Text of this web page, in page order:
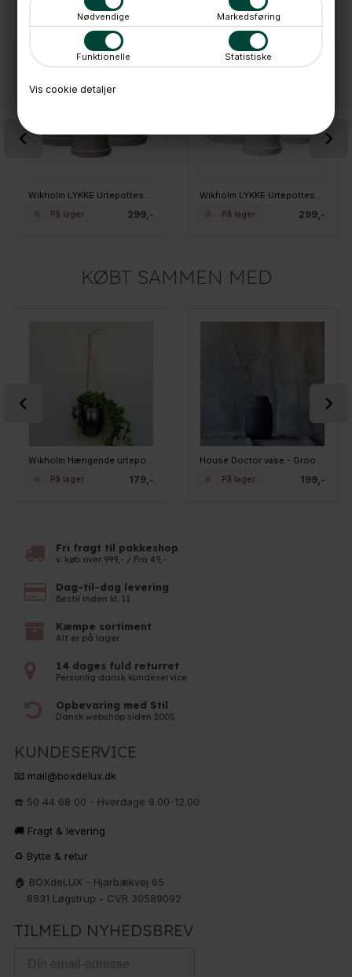
Nødvendige Markedsføring
Funktionelle Statistiske
Vis cookie detaljer
ANDRE IDÉER
299,-
På lager 299,-
På lager
KØBT SAMMEN MED
179,-
På lager 199,-
På lager
Fri fragt til pakkeshop
v. køb over 999,- / Fra 49,-
Dag-til-dag levering
Bestil inden kl. 11
Kæmpe sortiment
Alt er på lager
14 dages fuld returret
Personlig dansk kundeservice
Opbevaring med Stil
Dansk webshop siden 2005
KUNDESERVICE
📧 mail@boxdelux.dk
☎️ 50 44 68 00 - Hverdage 9.00-12.00
🚚 Fragt & levering
♻️ Bytte & retur
🏠 BOXdeLUX - Hjarbækvej 65
8831 Løgstrup - CVR 30589092
TILMELD NYHEDSBREV